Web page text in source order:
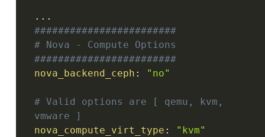
...
########################
# Nova - Compute Options
########################
nova_backend_ceph : "no"
# Valid options are [ qemu, kvm,
vmware ]
nova_compute_virt_type : "kvm"